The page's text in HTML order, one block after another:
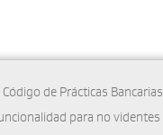
Código de Prácticas Bancarias
para no videntes